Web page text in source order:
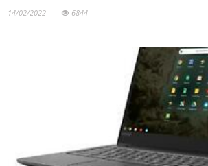
14/02/2022 6844